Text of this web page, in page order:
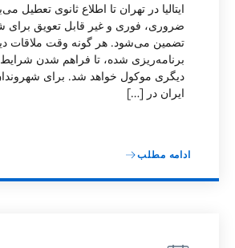
ایتالیا در تهران تا اطلاع ثانوی تعطیل
ضروری، فوری و غیر قابل تعویق برای
تضمین می‌شود. هر گونه وقت ملاقات
برنامه‌ریزی شده، تا فراهم شدن
دیگری موکول خواهد شد. برای شهروندان
ایران در […]
ادامه مطلب